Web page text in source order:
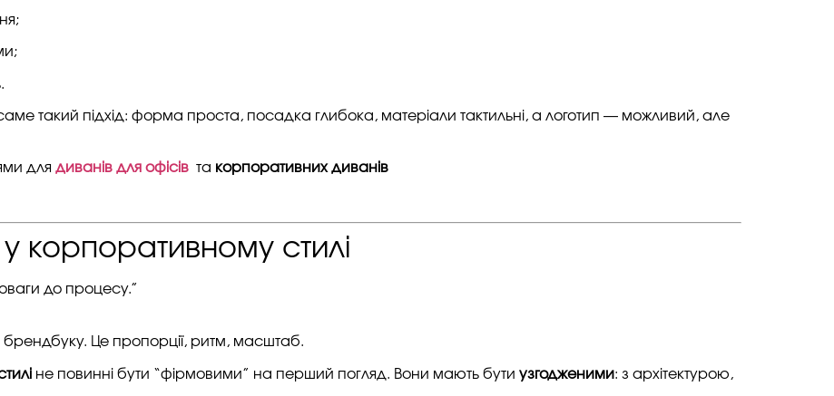
такий підхід: форма проста, посадка глибока, матеріали тактильні, а логотип — можливий, але
для диванів для офісів та корпоративних диванів
корпоративному стилі
до процесу.”
Це пропорції, ритм, масштаб.
не повинні бути “фірмовими” на перший погляд. Вони мають бути узгодженими: з архітектурою,